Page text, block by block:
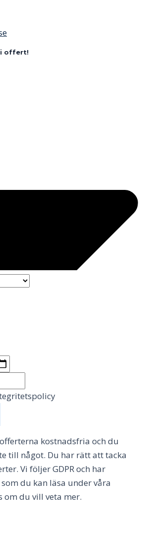
offert!
kostnadsfria och du
till något. Du har rätt att tacka
Vi följer GDPR och har
som du kan läsa under våra
om du vill veta mer.